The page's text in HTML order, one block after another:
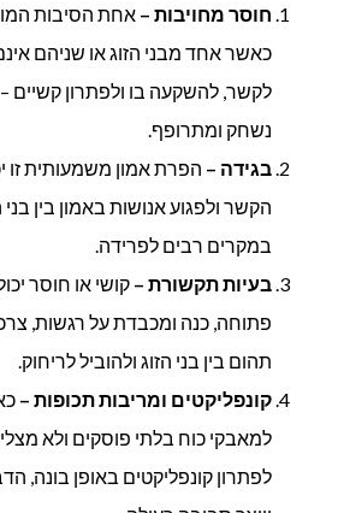
חוסר מחויבות – אחת הסיבות
כאשר אחד מבני הזוג או שניהם
לקשר, להשקעה בו ולפתרון קשיים
נשחק ומתרופף.
בגידה – הפרת אמון משמעותית זו
הקשר ולפגוע אנושות באמון בין
במקרים רבים לפרידה.
בעיות תקשורת – קושי או חוסר
פתוחה, כנה ומכבדת על רגשות,
תהום בין בני הזוג ולהוביל לריחוק.
קונפליקטים ומריבות תכופות –
למאבקי כוח בלתי פוסקים ולא
לפתרון קונפליקטים באופן בונה,